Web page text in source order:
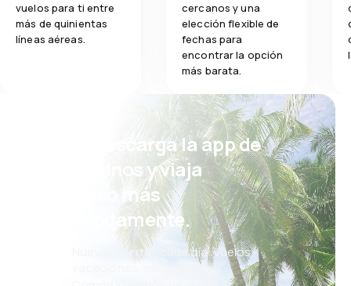
get off the
Staff said I
they said no!
fly with me
to sit down’
plane’
finally
12hrs later’
where I
I've just
£400 to fly
vuelos para ti entre
más de quinientas
líneas aéreas.
cercanos y una
elección flexible de
fechas para
encontrar la opción
más barata.
¡Eh! Descarga la app de
eDestinos y viaja
incluso más
cómodamente.
Nuevas ofertas cada día: vuelos,
vacaciones, escapadas